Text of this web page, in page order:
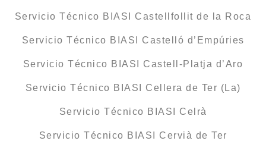
Servicio Técnico BIASI Castellfollit de la Roca
Servicio Técnico BIASI Castelló d’Empúries
Servicio Técnico BIASI Castell-Platja d’Aro
Servicio Técnico BIASI Cellera de Ter (La)
Servicio Técnico BIASI Celrà
Servicio Técnico BIASI Cervià de Ter